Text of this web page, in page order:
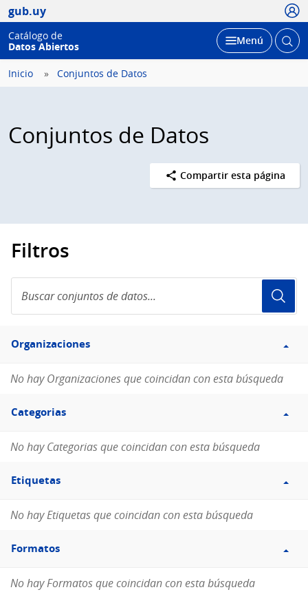
gub.uy
Catálogo de
Datos Abiertos
Desplegar
Menú Abrir
Inicio Conjuntos de Datos
Conjuntos de Datos
Compartir esta página
Filtros
conjuntos
de
Filtro
Organizaciones
Organizaciones
No hay Organizaciones que coincidan con esta búsqueda
Filtro
Categorias
Categorias
No hay Categorias que coincidan con esta búsqueda
Filtro
Etiquetas
Etiquetas
No hay Etiquetas que coincidan con esta búsqueda
Filtro
Formatos
Formatos
No hay Formatos que coincidan con esta búsqueda